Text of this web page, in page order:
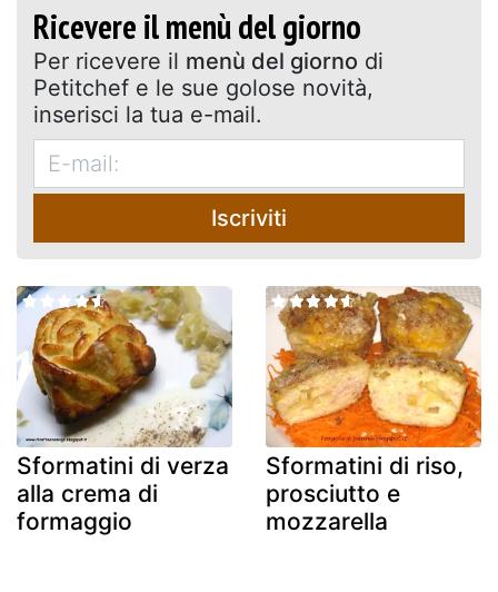
Ricevere il menù del giorno
Per ricevere il menù del giorno di
Petitchef e le sue golose novità,
inserisci la tua e-mail.
Iscriviti
Sformatini di verza
alla crema di
formaggio
Sformatini di riso,
prosciutto e
mozzarella